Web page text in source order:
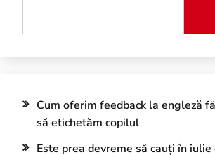
Cum oferim feedback la engleză
să etichetăm copilul
Este prea devreme să cauți în iulie